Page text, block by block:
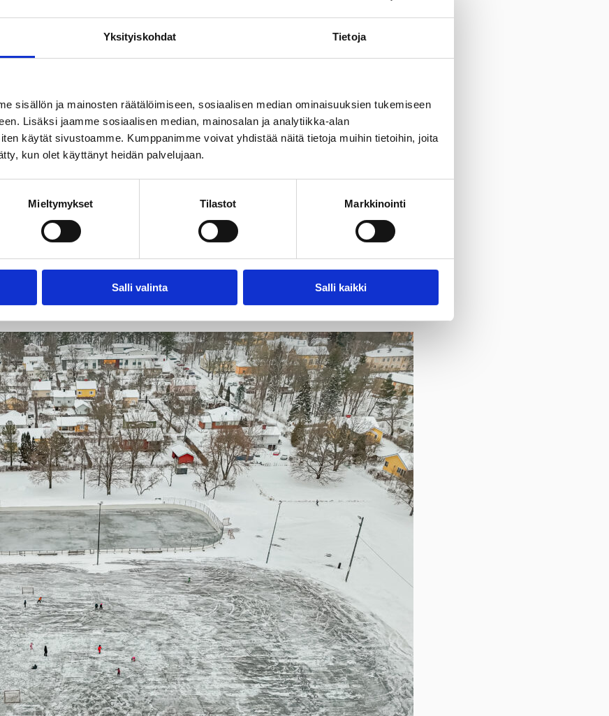
Yksityiskohdat Tietoja
sisällön ja mainosten räätälöimiseen, sosiaalisen median ominaisuuksien tukemiseen
Lisäksi jaamme sosiaalisen median, mainosalan ja analytiikka-alan
käytät sivustoamme. Kumppanimme voivat yhdistää näitä tietoja muihin tietoihin, joita
kun olet käyttänyt heidän palvelujaan.
Mieltymykset Tilastot Markkinointi
Salli valinta Salli kaikki